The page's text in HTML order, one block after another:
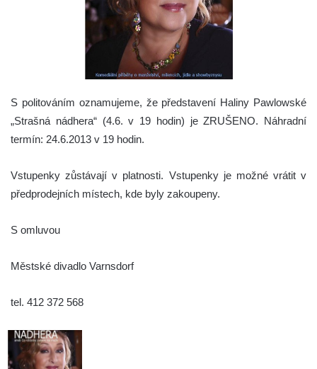
S politováním oznamujeme, že představení Haliny Pawlowské
„Strašná nádhera“ (4.6. v 19 hodin) je ZRUŠENO. Náhradní
termín: 24.6.2013 v 19 hodin.
Vstupenky zůstávají v platnosti. Vstupenky je možné vrátit v
předprodejních místech, kde byly zakoupeny.
S omluvou
Městské divadlo Varnsdorf
tel. 412 372 568